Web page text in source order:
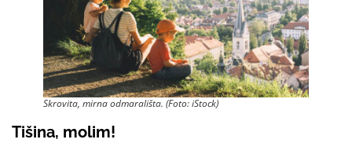
Skrovita, mirna odmarališta. (Foto: iStock)
Tišina, molim!